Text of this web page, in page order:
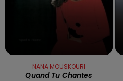
NANA MOUSKOURI
Quand Tu Chantes